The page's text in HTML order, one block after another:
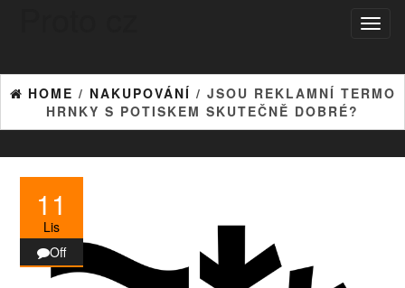
HOME / NAKUPOVÁNÍ / JSOU REKLAMNÍ TERMO
HRNKY S POTISKEM SKUTEČNĚ DOBRÉ?
11
Lis
Off